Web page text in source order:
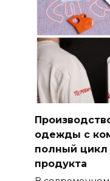
одежды с
полный цикл
продукта